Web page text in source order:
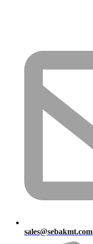
sales@sebakmt.com